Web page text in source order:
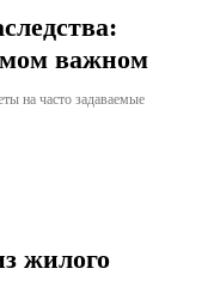
важном
на часто задаваемые
жилого